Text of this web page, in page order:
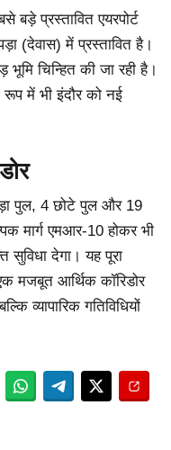
बड़े प्रस्तावित एयरपोर्ट
(देवास) में प्रस्तावित है।
चिन्हित की जा रही है।
रूप में भी इंदौर को नई
पुल, 4 छोटे पुल और 19
मार्ग एमआर-10 होकर भी
सुविधा देगा। यह पूरा
मजबूत आर्थिक कॉरिडोर
व्यापारिक गतिविधियों